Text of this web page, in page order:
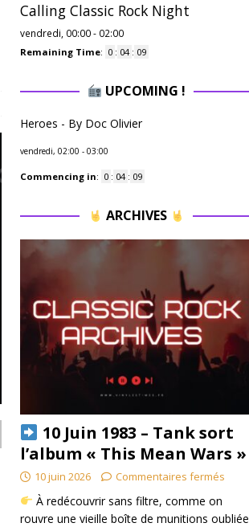
Calling Classic Rock Night
vendredi, 00:00 - 02:00
Remaining Time: 0 : 04 : 08
UPCOMING !
Heroes - By Doc Olivier
vendredi, 02:00 - 03:00
Commencing in: 0 : 04 : 08
ARCHIVES
10 Juin 1983 – Tank sort
l’album « This Mean Wars »
10 juin 2026 Commentaires fermés
À redécouvrir sans filtre, comme on
rouvre une vieille boîte de munitions oubliée